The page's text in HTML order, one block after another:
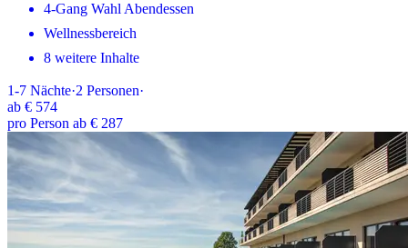
4-Gang Wahl Abendessen
Wellnessbereich
8 weitere Inhalte
1-7 Nächte·2 Personen·
ab € 574
pro Person ab € 287